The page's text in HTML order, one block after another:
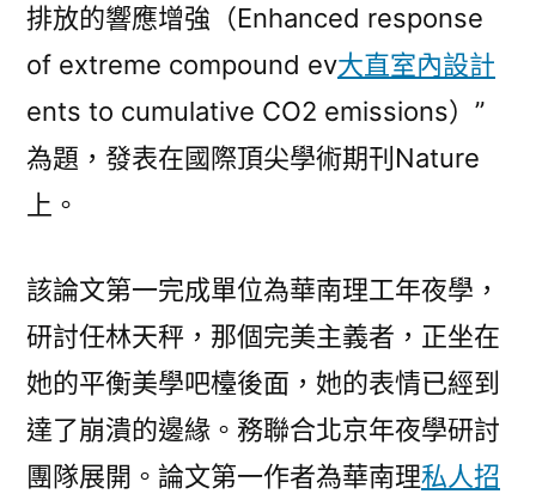
空
間
設
計
合
碳
放
的
響
應
規
排放的響應增強（Enhanced response
of extreme compound ev大直室內設計
ents to cumulative CO2 emissions）”
為題，發表在國際頂尖學術期刊Nature
上。
該論文第一完成單位為華南理工年夜學，
研討任林天秤，那個完美主義者，正坐在
她的平衡美學吧檯後面，她的表情已經到
達了崩潰的邊緣。務聯合北京年夜學研討
團隊展開。論文第一作者為華南理私人招